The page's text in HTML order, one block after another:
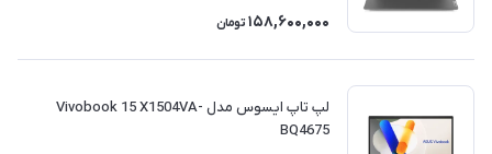
158,600,000 تومان
لپ تاپ ایسوس مدل Vivobook 15 X1504VA-
BQ4675